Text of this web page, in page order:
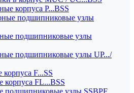
корпуса P...BSS
подшипниковые узлы
подшипниковые узлы
подшипниковые узлы UP.../
F...SS
FL...BSS
узлы SSBPF